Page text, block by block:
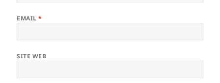
EMAIL*
SITE WEB